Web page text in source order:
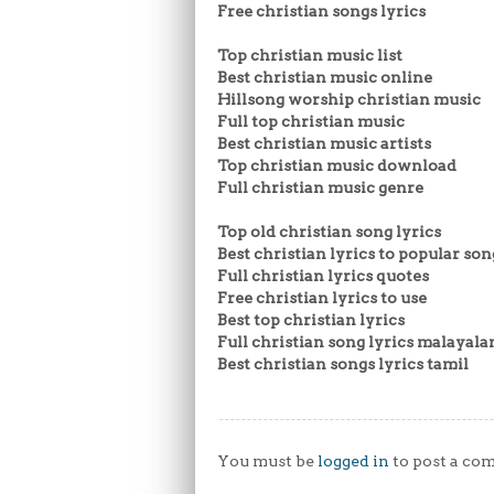
Free christian songs lyrics
Top christian music list
Best christian music online
Hillsong worship christian music
Full top christian music
Best christian music artists
Top christian music download
Full christian music genre
Top old christian song lyrics
Best christian lyrics to popular
Full christian lyrics quotes
Free christian lyrics to use
Best top christian lyrics
Full christian song lyrics
Best christian songs lyrics tamil
You must be logged in to post a